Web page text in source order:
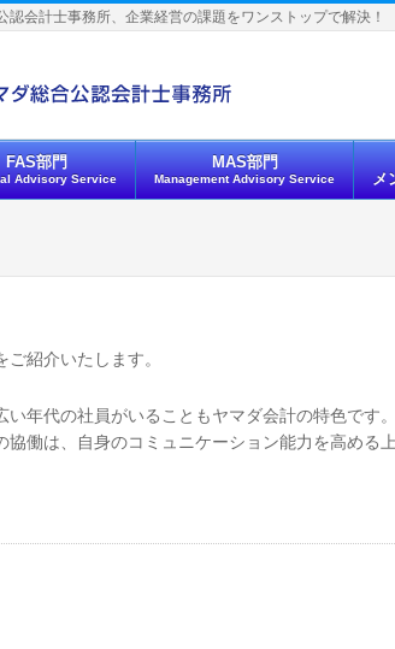
認会計士事務所、企業経営の課題をワンストップで解決！
FAS部門
Advisory Service
MAS部門
Management Advisory Service
メ
紹介いたします。
い年代の社員がいることもヤマダ会計の特色です。
協働は、自身のコミュニケーション能力を高める